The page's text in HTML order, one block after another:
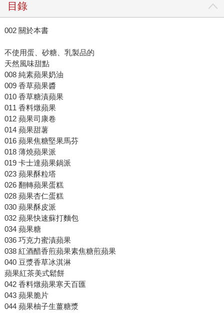
目錄
002 關於本書
不使用蛋、砂糖、乳製品的
天然風味甜點
008 純素蘋果奶油
009 香草蘋果醬
010 香草糖漬蘋果
011 香料燉蘋果
012 蘋果司康卷
014 蘋果甜薯
016 蘋果焦糖堅果馬芬
018 薄燒蘋果派
019 卡士達蘋果鍋派
023 蘋果酥粒塔
026 翻轉蘋果蛋糕
028 蘋果杏仁蛋糕
030 蘋果酥皮派
032 蘋果快速蘇打麵包
034 蘋果糖
036 巧克力蜜漬蘋果
038 紅酒醋香煎蘋果素焦糖煎蘋果
040 豆漿香草冰淇淋
蘋果紅茶美式鬆餅
042 香料燉蘋果寒天百匯
043 蘋果脆片
044 蘋果柚子生薑糖漿